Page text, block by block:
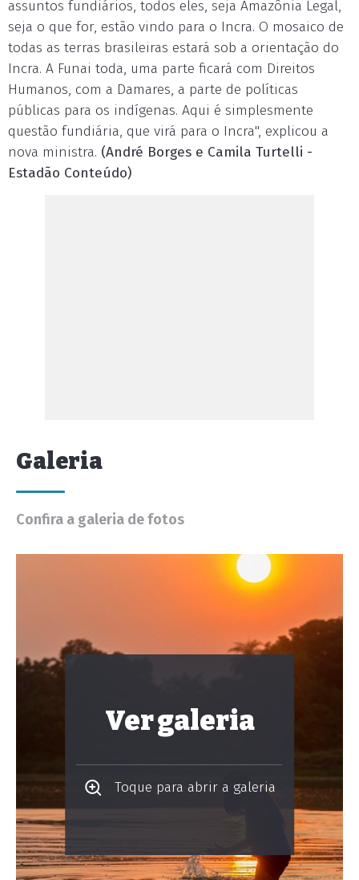
assuntos fundiários, todos eles, seja Amazônia Legal,
seja o que for, estão vindo para o Incra. O mosaico de
todas as terras brasileiras estará sob a orientação do
Incra. A Funai toda, uma parte ficará com Direitos
Humanos, com a Damares, a parte de políticas
públicas para os indígenas. Aqui é simplesmente
questão fundiária, que virá para o Incra", explicou a
nova ministra. (André Borges e Camila Turtelli -
Estadão Conteúdo)
Galeria
Confira a galeria de fotos
Ver galeria
Toque para abrir a galeria